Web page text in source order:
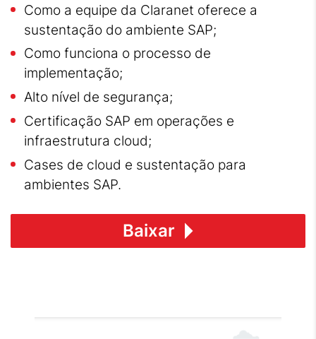
Como a equipe da Claranet oferece a
sustentação do ambiente SAP;
Como funciona o processo de
implementação;
Alto nível de segurança;
Certificação SAP em operações e
infraestrutura cloud;
Cases de cloud e sustentação para
ambientes SAP.
Baixar